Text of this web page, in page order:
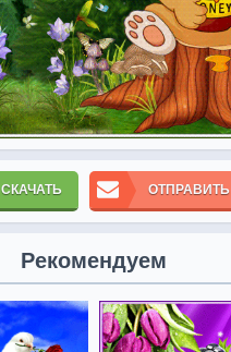
СКАЧАТЬ ОТПРАВИТЬ
Рекомендуем